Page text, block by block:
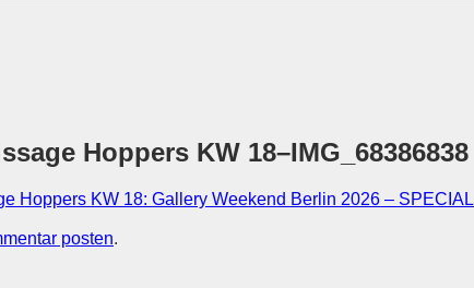
Hoppers KW 18–IMG_68386838
Hoppers KW 18: Gallery Weekend Berlin 2026 – SPECIAL
posten.